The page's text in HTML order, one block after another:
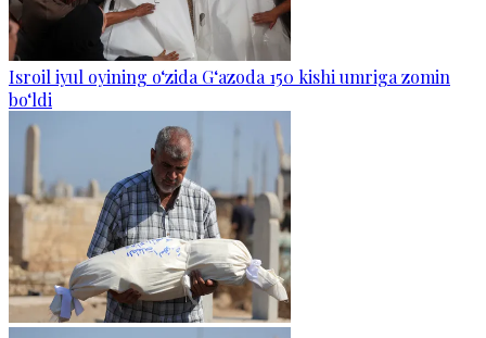
Isroil iyul oyining o‘zida G‘azoda 150 kishi umriga zomin
bo‘ldi